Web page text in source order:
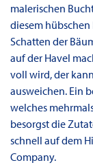
malerischen
diesem
Schatten der
auf der Havel
voll wird, der
ausweichen. Ein
welches
besorgst die
schnell auf dem
Company.